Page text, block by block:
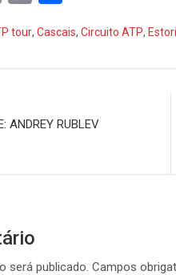
a
p
a
tour, Cascais, Circuito ATP,
ANDREY RUBLEV
será publicado. Campos